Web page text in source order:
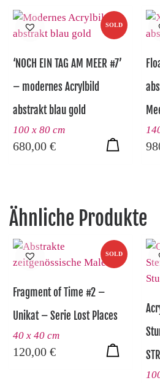
SOLD
‘NOCH EIN TAG AM MEER #7’
– modernes Acrylbild
abstrakt blau gold
100 x 80 cm
680,00 €
Ähnliche Produkte
SOLD
Fragment of Time #2 –
Unikat – Serie Lost Places
40 x 40 cm
120,00 €